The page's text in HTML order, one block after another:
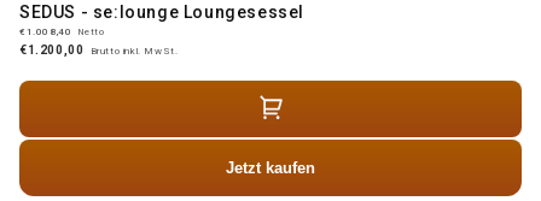
SEDUS - se:lounge Loungesessel
€1.008,40 Netto
€1.200,00 Brutto inkl. MwSt.
Jetzt kaufen